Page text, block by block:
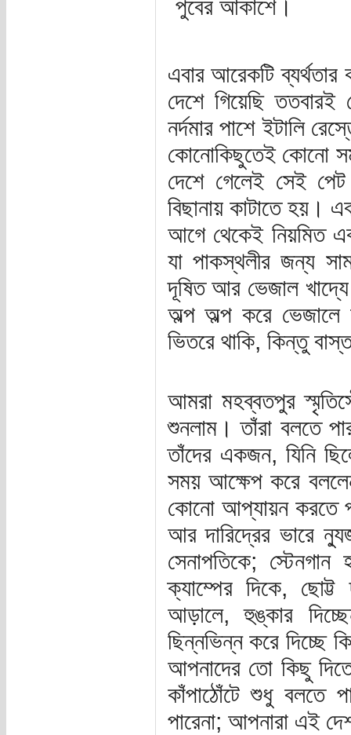
পুবের আকাশে।
এবার আরেকটি
দেশে গিয়েছি
নর্দমার পাশে ইটালি
কোনোকিছুতেই কোনো
দেশে গেলেই সেই
বিছানায় কাটাতে হয়।
আগে থেকেই নিয়মিত
যা পাকস্থলীর জন্য
দূষিত আর ভেজাল খাদ্যে
অল্প অল্প করে
ভিতরে থাকি, কিন্তু
আমরা মহব্বতপুর
শুনলাম। তাঁরা বলতে
তাঁদের একজন, যিনি
সময় আক্ষেপ করে
কোনো আপ্যায়ন করতে
আর দারিদ্রের ভারে
সেনাপতিকে; স্টেনগান
ক্যাম্পের দিকে,
আড়ালে, হুঙ্কার
ছিন্নভিন্ন করে
আপনাদের তো কিছু
কাঁপাঠোঁটে শুধু বলতে
পারেনা; আপনারা এই